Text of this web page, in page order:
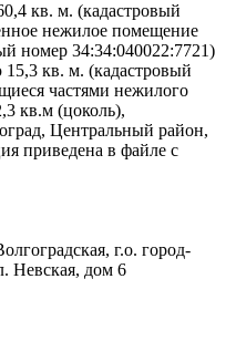
кв. м. (кадастровый
нежилое помещение
номер 34:34:040022:7721)
кв. м. (кадастровый
частями нежилого
кв.м (цоколь),
Центральный район,
приведена в файле с
г.о. город-
Невская, дом 6